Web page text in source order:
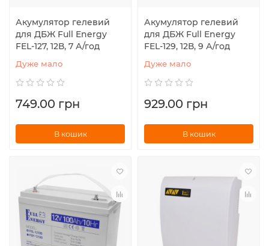
Акумулятор гелевий
для ДБЖ Full Energy
FEL-127, 12В, 7 А/год
Дуже мало
749.00 грн
В кошик
Акумулятор гелевий
для ДБЖ Full Energy
FEL-129, 12В, 9 А/год
Дуже мало
929.00 грн
В кошик